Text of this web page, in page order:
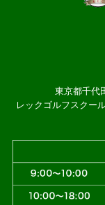
東京都千代田区
レックゴルフスクー